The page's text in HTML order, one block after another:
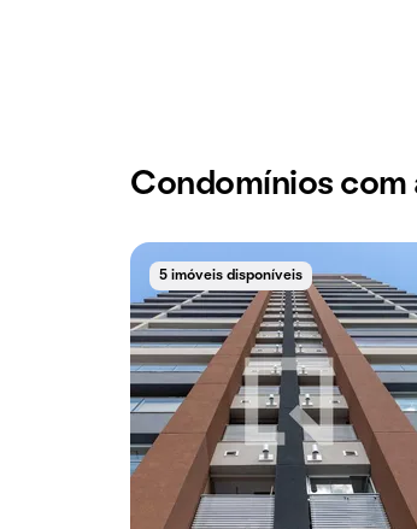
Condomínios com
5 imóveis disponíveis